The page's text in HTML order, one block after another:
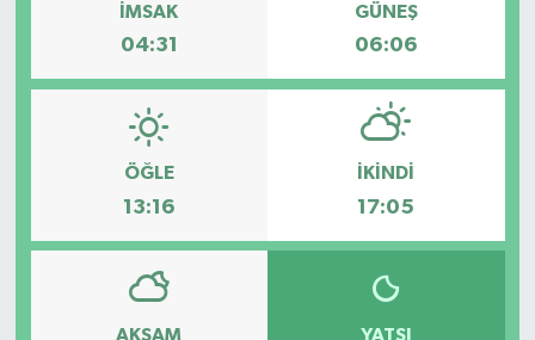
İMSAK
04:31
GÜNEŞ
06:06
ÖĞLE
13:16
İKINDI
17:05
AKŞAM YATSI
Foto Galeri
Genel